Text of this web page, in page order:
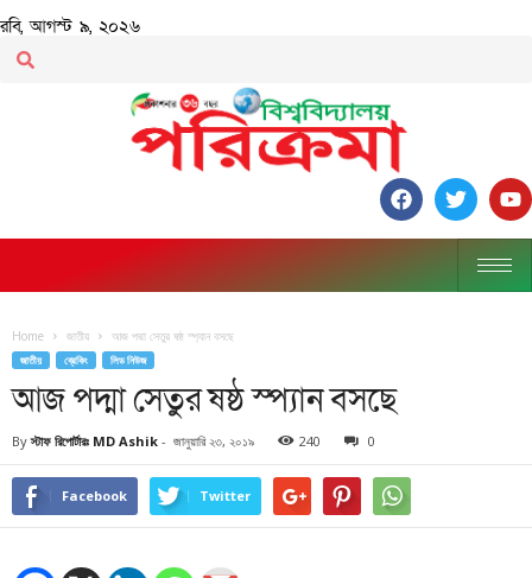
রবি, আগস্ট ৯, ২০২৬
Home জাতীয় আজ পদ্মা সেতুর ষষ্ঠ স্প্যান বসছে
জাতীয় ব্রেকিং লিড নিউজ
আজ পদ্মা সেতুর ষষ্ঠ স্প্যান বসছে
By স্টাফ রিপোর্টারঃ MD Ashik - জানুয়ারি ২৩, ২০১৯ 240 0
Facebook Twitter